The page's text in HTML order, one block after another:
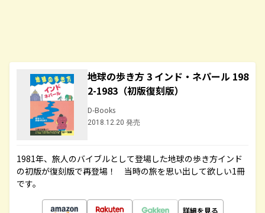
地球の歩き方 3 インド・ネパール 198
2-1983（初版復刻版）
D-Books
2018.12.20 発売
1981年、旅人のバイブルとして登場した地球の歩き方インド
の初版が復刻版で再登場！ 当時の旅を思い出して欲しい1冊
です。
詳細を見る